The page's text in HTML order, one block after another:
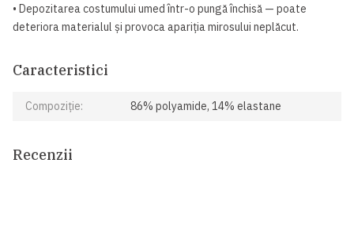
• Depozitarea costumului umed într-o pungă închisă — poate
deteriora materialul și provoca apariția mirosului neplăcut.
Caracteristici
Compoziție: 86% polyamide, 14% elastane
Recenzii